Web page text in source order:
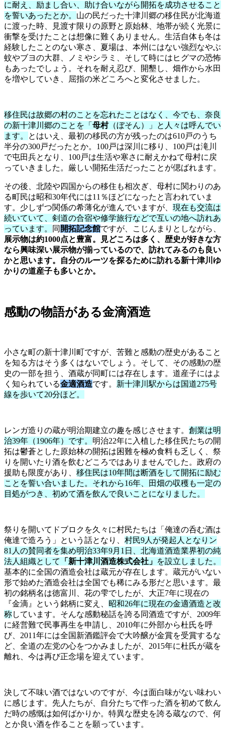
に耐え、励まし合い、助け合いながら開拓を成功させること
を誓いあったとか。 山の民だった十津川郷の移住民が北海道
に渡った時、見渡す限りの原野と原始林、地帯が続く光景に
衝撃を受けたことは想像に難くありません。生活自体も冬は
経験したことのない寒さ、夏場は、本州にはない強烈なやぶ
蚊やブヨの大群、ノミやシラミ、そして時にはヒグマの恐怖
もあったでしょう。それを耐え忍び、開墾し、畑作から水田
を増やしていき、屈指の米どころへと変化させました。
移住民は故郷の村のことを忘れたことはなく、今でも、奈良
の新十津川郷のことを「 母村（ぼそん）」と人々は呼んでい
ます。
とはいえ、最初の移民の方が残ったのは610戸のうち
半分の300戸だったとか。100戸は深川に移り、100戸は滝川
で屯田兵となり、100戸は生活や寒さに耐えかねて母村に戻
っていきました。厳しい開拓生活だったことが偲ばれます。
その後、北陸や四国からの移住も相次ぎ、母村に関わりのあ
る町民は昭和30年代には11％ほどになったと言われていま
す。少しずつ関係の希薄化が進んでいますが、 現在も交流は
続いていて、剣道の合宿や修学旅行などで互いの地へ訪れあ
っています。
同 開拓記念館ですが、こじんまりとしながら、
展示物は約1000点と豊富。見どころは多く、歴史が好きな方
なら興味深い展示物が揃っているので、訪れてみるのも良い
かと思います。自分のルーツを探るために訪れる新十津川ゆ
かりの道産子も多いとか。
感動の物語がある金滴酒造
小さな町の新十津川町ですが、苦難と感動の歴史があること
を知る方はそう多くはないでしょう。そして、その感動の歴
史の一部を担う、酒蔵が同町には存在します。道産子にはよ
く知られている金適酒造です。 新十津川駅からは国道275号
線を歩いて20分ほど。
レンガ造りの蔵が明治期建立の趣を感じさせます。 創業は明
治39年（1906年）です。 明治22年に入植した移住民たちの開
拓は鬱蒼とした原始林の開拓は困難を極め食料も乏しく、祭
りを開いたり酒を飲むどころではありませんでした。政府の
援助も限度があり、 移住民は10年間は断酒をして開拓に励む
ことを誓い合いました。それから16年、田畑の収穫も一定の
目処がつき、初めて酒を飲んで良いことになりました。
祭りを開いてドブロクを久々に村民たちは「俺達の呑む酒は
俺達で造ろう」という話となり、 村民9人が発起人となりン
81人の賛同者を集め明治33年9月1日、北海道酒造業界初の純
法人組織として
「新十津川酒造株式会社」 を設立しました。
基本的に全国の酒造会社は蔵元が存在します。蔵元がいない
形で始めた酒造会社は全国でも稀にみる形だと思います。最
初の銘柄名は徳富川、花の雫でしたが、大正7年に現在の
『金滴』という銘柄に変え、 昭和26年に現在の金適酒造と改
称しています。そんな感動秘話を誇る同酒造ですが、2009年
に経営難で民事再生を申請し、2010年に外部から杜氏を呼
び、2011年には全国新酒鑑評会で大吟醸が金賞を受賞するな
ど、全道の左党の心をつかみましたが、2015年に杜氏が蔵を
離れ、今は再び正念場を迎えています。
決して不味い酒ではないのですが、今は面白味がない味わい
に感じます。先人たちが、自分たちで作った酒を初めて飲ん
だ時の感慨は如何ばかりか。特異な歴史を誇る蔵なので、何
とか良い酒を作ることを願っています。